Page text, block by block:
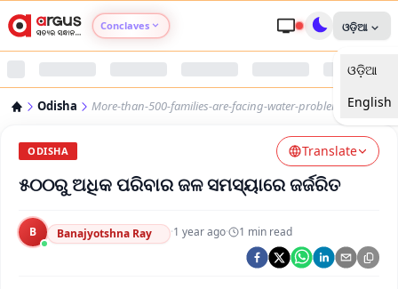
Conclaves
Argus Nari Shakti
Argus Swaad Odisha
ଓଡ଼ିଆ
ଓଡ଼ିଆ
English
Odisha More-than-500-families-are-facing-water-problems
ODISHA Translate
୫୦୦ରୁ ଅଧିକ ପରିବାର ଜଳ ସମସ୍ୟାରେ ଜର୍ଜରିତ
B Banajyotshna Ray ·1 year ago· 1 min read